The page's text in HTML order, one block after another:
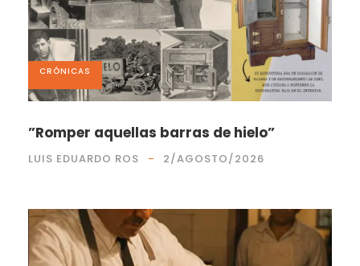
CRÓNICAS
”Romper aquellas barras de hielo”
LUIS EDUARDO ROS 2/AGOSTO/2026